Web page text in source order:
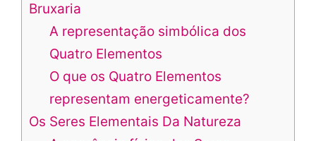
Bruxaria
A representação simbólica dos
Quatro Elementos
O que os Quatro Elementos
representam energeticamente?
Os Seres Elementais Da Natureza